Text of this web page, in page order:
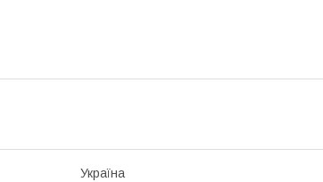
Україна